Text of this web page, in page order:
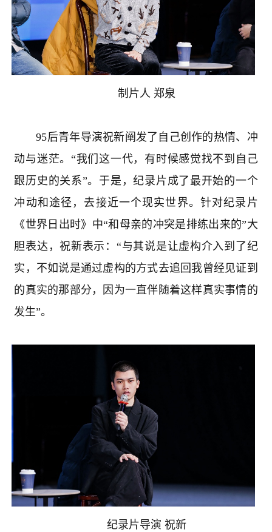
制片人 郑泉
95后青年导演祝新阐发了自己创作的热情、冲
动与迷茫。“我们这一代，有时候感觉找不到自己
跟历史的关系”。于是，纪录片成了最开始的一个
冲动和途径，去接近一个现实世界。针对纪录片
《世界日出时》中“和母亲的冲突是排练出来的”大
胆表达，祝新表示：“与其说是让虚构介入到了纪
实，不如说是通过虚构的方式去追回我曾经见证到
的真实的那部分，因为一直伴随着这样真实事情的
发生”。
纪录片导演 祝新